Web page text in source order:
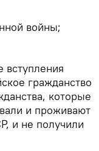
войны;
вступления
гражданство
которые
и проживают
и не получили